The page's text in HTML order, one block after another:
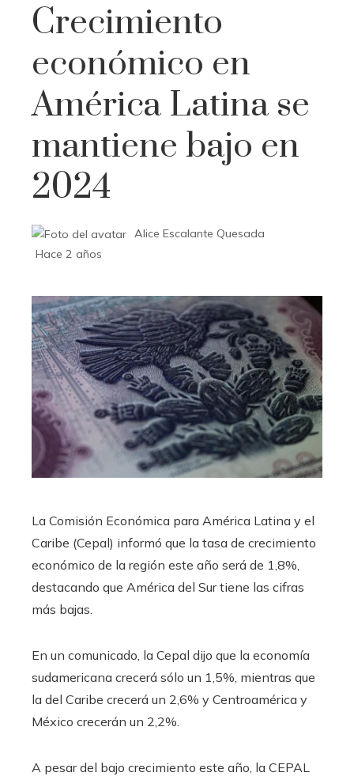
Crecimiento
económico en
América Latina se
mantiene bajo en
2024
Alice Escalante Quesada
Hace 2 años
La Comisión Económica para América Latina y el
Caribe (Cepal) informó que la tasa de crecimiento
económico de la región este año será de 1,8%,
destacando que América del Sur tiene las cifras
más bajas.
En un comunicado, la Cepal dijo que la economía
sudamericana crecerá sólo un 1,5%, mientras que
la del Caribe crecerá un 2,6% y Centroamérica y
México crecerán un 2,2%.
A pesar del bajo crecimiento este año, la CEPAL